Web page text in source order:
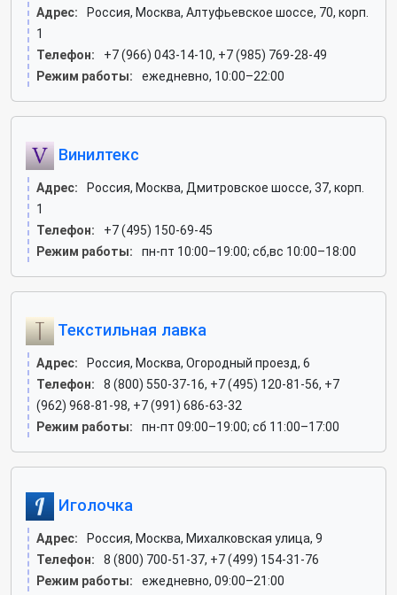
Адрес:
Россия, Москва, Алтуфьевское шоссе, 70, корп.
1
Телефон:
+7 (966) 043-14-10, +7 (985) 769-28-49
Режим работы:
ежедневно, 10:00–22:00
Винилтекс
Адрес:
Россия, Москва, Дмитровское шоссе, 37, корп.
1
Телефон:
+7 (495) 150-69-45
Режим работы:
пн-пт 10:00–19:00; сб,вс 10:00–18:00
Текстильная лавка
Адрес:
Россия, Москва, Огородный проезд, 6
Телефон:
8 (800) 550-37-16, +7 (495) 120-81-56, +7
(962) 968-81-98, +7 (991) 686-63-32
Режим работы:
пн-пт 09:00–19:00; сб 11:00–17:00
Иголочка
Адрес:
Россия, Москва, Михалковская улица, 9
Телефон:
8 (800) 700-51-37, +7 (499) 154-31-76
Режим работы:
ежедневно, 09:00–21:00